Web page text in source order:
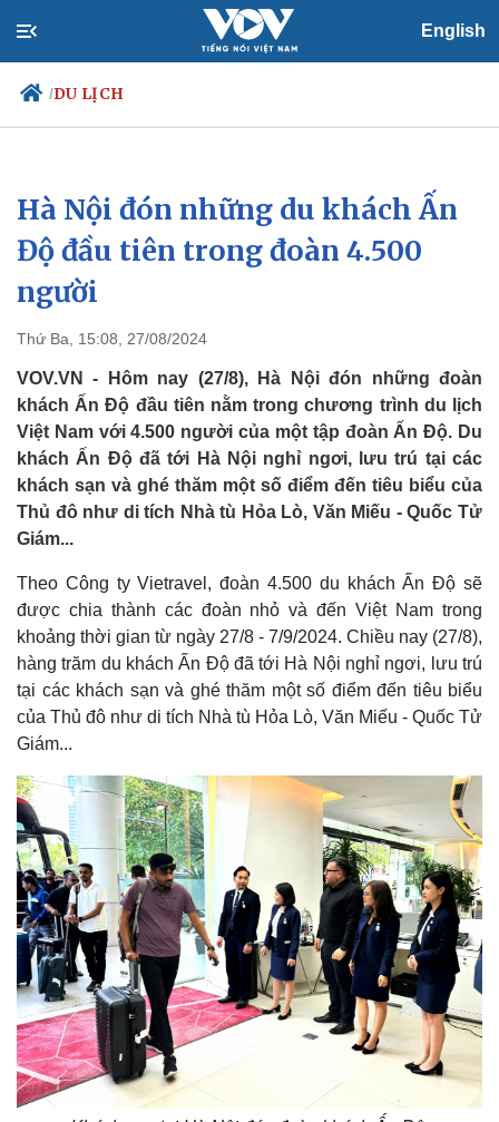
English
/DU LỊCH
Chính trị
Đảng
Tổ chức nhân sự
Quốc hội
Nhận diện sự thật
Xã hội
Tin 24h
Dự báo thời tiết
Hà Nội đón những du khách Ấn
Độ đầu tiên trong đoàn 4.500
người
Thứ Ba, 15:08, 27/08/2024
VOV.VN - Hôm nay (27/8), Hà Nội đón những đoàn
khách Ấn Độ đầu tiên nằm trong chương trình du lịch
Việt Nam với 4.500 người của một tập đoàn Ấn Độ. Du
khách Ấn Độ đã tới Hà Nội nghỉ ngơi, lưu trú tại các
khách sạn và ghé thăm một số điểm đến tiêu biểu của
Thủ đô như di tích Nhà tù Hỏa Lò, Văn Miếu - Quốc Tử
Giám...
Theo Công ty Vietravel, đoàn 4.500 du khách Ấn Độ sẽ
được chia thành các đoàn nhỏ và đến Việt Nam trong
khoảng thời gian từ ngày 27/8 - 7/9/2024. Chiều nay (27/8),
hàng trăm du khách Ấn Độ đã tới Hà Nội nghỉ ngơi, lưu trú
tại các khách sạn và ghé thăm một số điểm đến tiêu biểu
của Thủ đô như di tích Nhà tù Hỏa Lò, Văn Miếu - Quốc Tử
Giám...